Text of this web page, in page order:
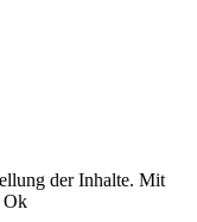
der Inhalte. Mit
Ok